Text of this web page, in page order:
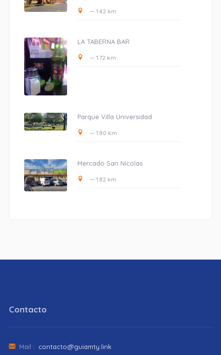
— 1.42 km
LA TABERNA BAR
— 1.72 km
Parque Villa Universidad
— 1.80 km
Mercado San Nicolas
— 1.82 km
Contacto
Mail : contacto@guiamty.link